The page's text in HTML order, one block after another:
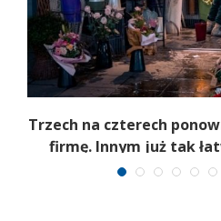
Trzech na czterech
firmę. Innym już tak